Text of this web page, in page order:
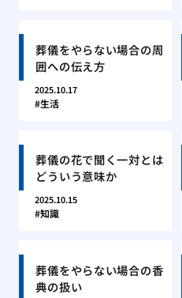
葬儀をやらない場合の周
囲への伝え方
2025.10.17
生活
葬儀の花で聞く一対とは
どういう意味か
2025.10.15
知識
葬儀をやらない場合の香
典の扱い